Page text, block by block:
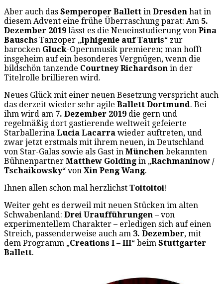
Aber auch das Semperoper Ballett in Dresden hat in
diesem Advent eine frühe Überraschung parat: Am 5.
Dezember 2019 lässt es die Neueinstudierung von Pina
Bauschs Tanzoper „Iphigenie auf Tauris“ zur
barocken Gluck-Opernmusik premieren; man hofft
insgeheim auf ein besonderes Vergnügen, wenn die
bildschön tanzende Courtney Richardson in der
Titelrolle brillieren wird.
Neues Glück mit einer neuen Besetzung verspricht auch
das derzeit wieder sehr agile Ballett Dortmund. Bei
ihm wird am 7. Dezember 2019 die gern und
regelmäßig dort gastierende weltweit gefeierte
Starballerina Lucia Lacarra wieder auftreten, und
zwar jetzt erstmals mit ihrem neuen, in Deutschland
von Star-Galas sowie als Gast in München bekannten
Bühnenpartner Matthew Golding in „Rachmaninow /
Tschaikowsky“ von Xin Peng Wang.
Ihnen allen schon mal herzlichst Toitoitoi!
Weiter geht es derweil mit neuen Stücken im alten
Schwabenland: Drei Uraufführungen – von
experimentellem Charakter – erledigen sich auf einen
Streich, passenderweise auch am 3. Dezember, mit
dem Programm „Creations I – III“ beim Stuttgarter
Ballett.